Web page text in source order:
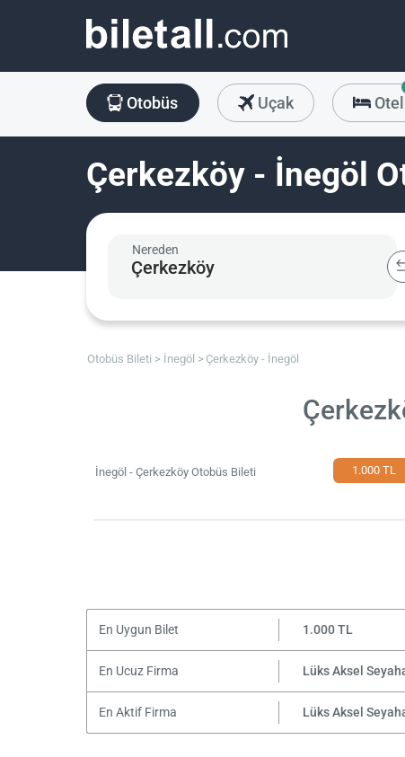
Otobüs Uçak Otel
Çerkezköy - İnegöl
Nereden
Otobüs Bileti İnegöl Çerkezköy - İnegöl
İnegöl - Çerkezköy Otobüs Bileti 1.000 TL
En Uygun Bilet 1.000 TL
En Ucuz Firma Lüks Aksel
En Aktif Firma Lüks Aksel